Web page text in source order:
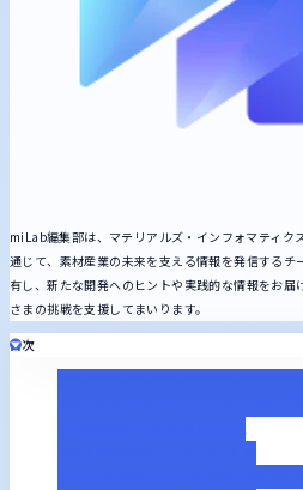
miLab編集部は、マテリアルズ・インフォマティク
通じて、素材産業の未来を支える情報を発信する
有し、新たな開発へのヒントや実践的な情報をお
さまの挑戦を支援してまいります。
目次